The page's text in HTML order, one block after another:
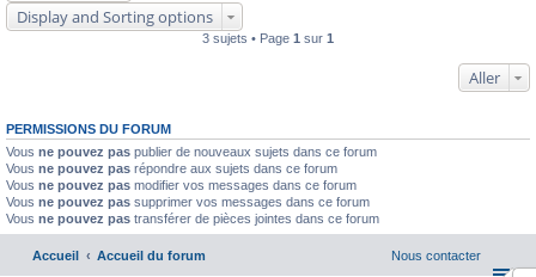
Display and Sorting options
3 sujets • Page 1 sur 1
Aller
PERMISSIONS DU FORUM
Vous ne pouvez pas publier de nouveaux sujets dans ce forum
Vous ne pouvez pas répondre aux sujets dans ce forum
Vous ne pouvez pas modifier vos messages dans ce forum
Vous ne pouvez pas supprimer vos messages dans ce forum
Vous ne pouvez pas transférer de pièces jointes dans ce forum
Accueil Accueil du forum Nous contacter